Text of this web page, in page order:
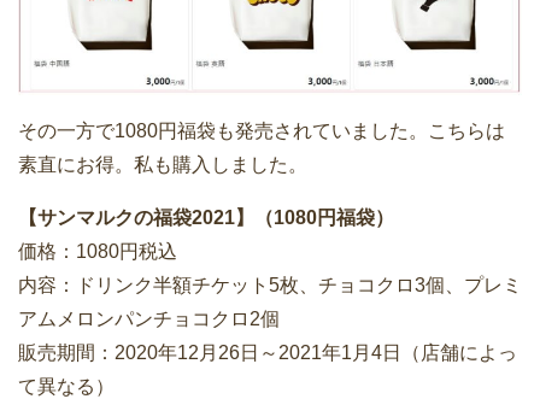
その一方で1080円福袋も発売されていました。こちらは
素直にお得。私も購入しました。
【サンマルクの福袋2021】（1080円福袋）
価格：1080円税込
内容：ドリンク半額チケット5枚、チョコクロ3個、プレミ
アムメロンパンチョコクロ2個
販売期間：2020年12月26日～2021年1月4日（店舗によっ
て異なる）